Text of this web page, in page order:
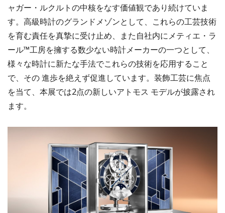
ャガー・ルクルトの中核をなす価値観であり続けていま
す。高級時計のグランドメゾンとして、これらの工芸技術
を育む責任を真摯に受け止め、また自社内にメティエ・ラ
ール™工房を擁する数少ない時計メーカーの一つとして、
様々な時計に新たな手法でこれらの技術を応用すること
で、その 進歩を絶えず促進しています。装飾工芸に焦点
を当て、本展では2点の新しいアトモス モデルが披露され
ます。